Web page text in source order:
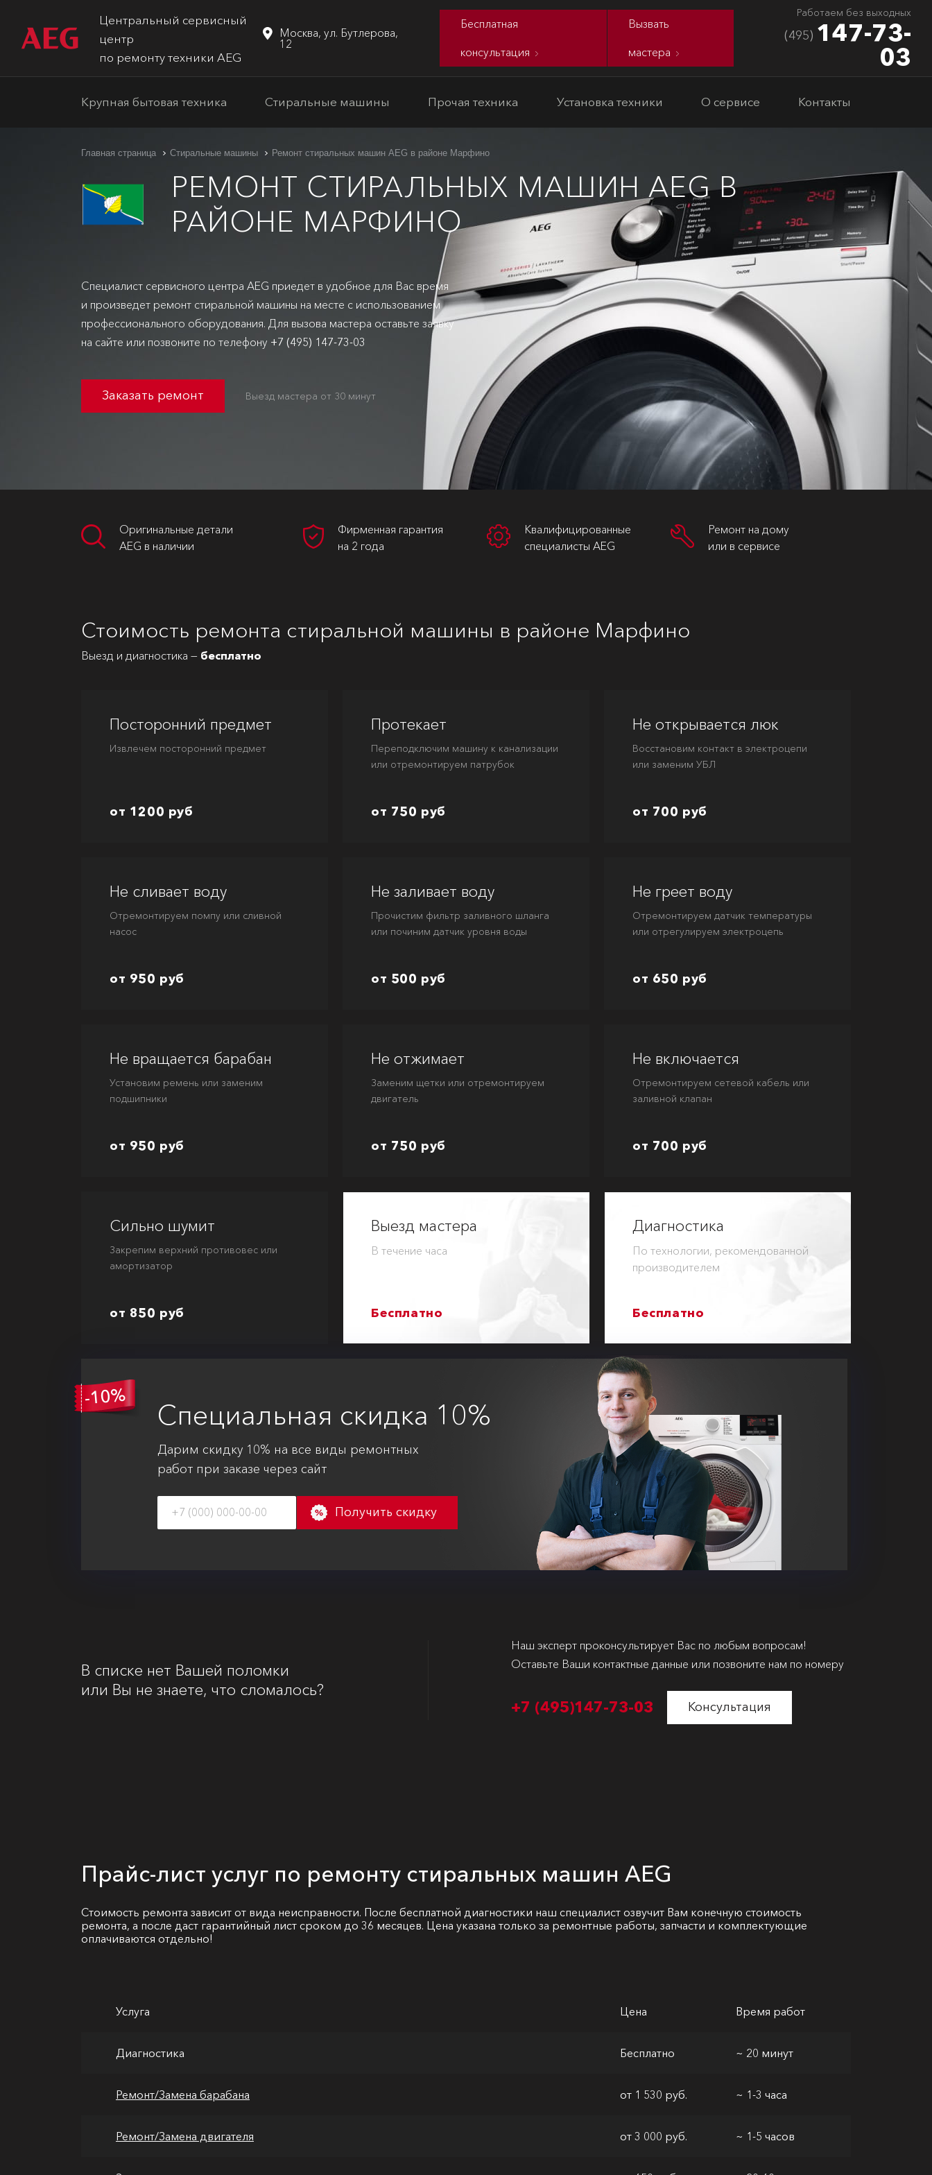
Центральный сервисный
центр
по ремонту техники AEG
Москва, ул. Бутлерова,
12
Бесплатная
консультация
Вызвать
мастера
Работаем без выходных
(495) 147-73-
03
Крупная бытовая техника Стиральные машины Прочая техника Установка техники О сервисе Контакты
Главная страница Стиральные машины Ремонт стиральных машин AEG в районе Марфино
РЕМОНТ СТИРАЛЬНЫХ МАШИН AEG В
РАЙОНЕ МАРФИНО
Специалист сервисного центра AEG приедет в удобное для Вас время
и произведет ремонт стиральной машины на месте с использованием
профессионального оборудования. Для вызова мастера оставьте заявку
на сайте или позвоните по телефону +7 (495) 147-73-03
Заказать ремонт Выезд мастера от 30 минут
Оригинальные детали
AEG в наличии
Фирменная гарантия
на 2 года
Квалифицированные
специалисты AEG
Ремонт на дому
или в сервисе
Стоимость ремонта стиральной машины в районе Марфино
Выезд и диагностика — бесплатно
Посторонний предмет
Извлечем посторонний предмет
от 1200 руб
Протекает
Переподключим машину к канализации
или отремонтируем патрубок
от 750 руб
Не открывается люк
Восстановим контакт в электроцепи
или заменим УБЛ
от 700 руб
Не сливает воду
Отремонтируем помпу или сливной
насос
от 950 руб
Не заливает воду
Прочистим фильтр заливного шланга
или починим датчик уровня воды
от 500 руб
Не греет воду
Отремонтируем датчик температуры
или отрегулируем электроцепь
от 650 руб
Не вращается барабан
Установим ремень или заменим
подшипники
от 950 руб
Не отжимает
Заменим щетки или отремонтируем
двигатель
от 750 руб
Не включается
Отремонтируем сетевой кабель или
заливной клапан
от 700 руб
Сильно шумит
Закрепим верхний противовес или
амортизатор
от 850 руб
Выезд мастера
В течение часа
Бесплатно
Диагностика
По технологии, рекомендованной
производителем
Бесплатно
Специальная скидка 10%
Дарим скидку 10% на все виды ремонтных
работ при заказе через сайт
Получить скидку
В списке нет Вашей поломки
или Вы не знаете, что сломалось?
Наш эксперт проконсультирует Вас по любым вопросам!
Оставьте Ваши контактные данные или позвоните нам по номеру
+7 (495)147-73-03 Консультация
Прайс-лист услуг по ремонту стиральных машин AEG
Стоимость ремонта зависит от вида неисправности. После бесплатной диагностики наш специалист озвучит Вам конечную стоимость
ремонта, а после даст гарантийный лист сроком до 36 месяцев. Цена указана только за ремонтные работы, запчасти и комплектующие
оплачиваются отдельно!
Услуга Цена Время работ
Диагностика Бесплатно ~ 20 минут
Ремонт/Замена барабана от 1 530 руб. ~ 1-3 часа
Ремонт/Замена двигателя от 3 000 руб. ~ 1-5 часов